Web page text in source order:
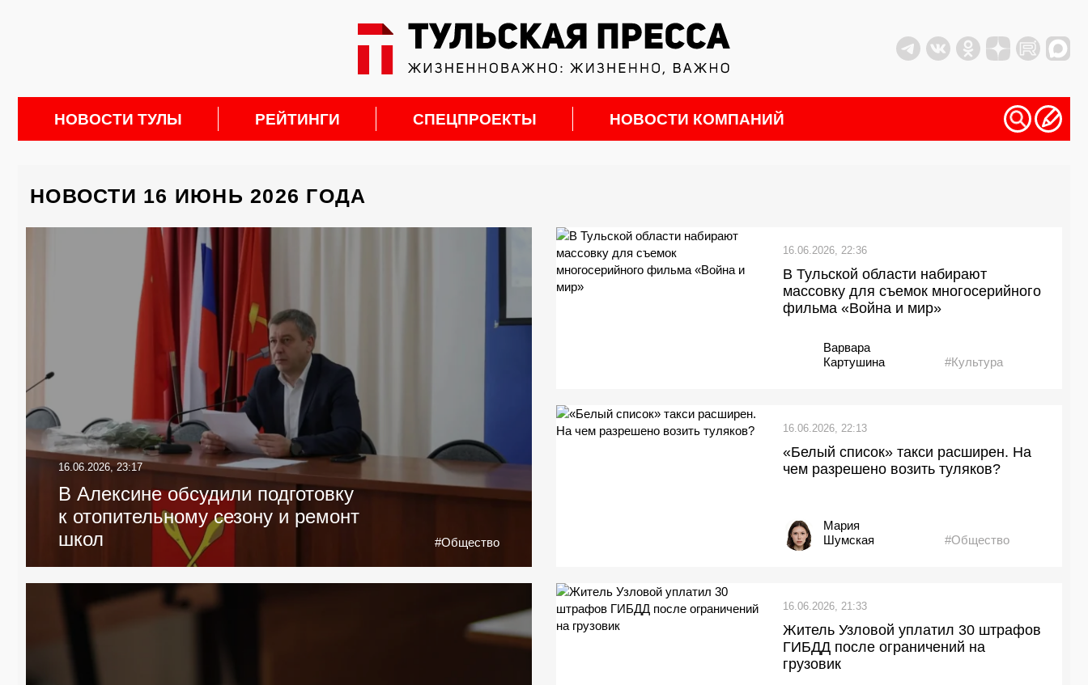
НОВОСТИ ТУЛЫ РЕЙТИНГИ СПЕЦПРОЕКТЫ НОВОСТИ КОМПАНИЙ
НОВОСТИ 16 ИЮНЬ 2026 ГОДА
16.06.2026, 23:17
В Алексине обсудили подготовку
к отопительному сезону и ремонт
школ
#Общество
16.06.2026, 22:36
В Тульской области набирают
массовку для съемок многосерийного
фильма «Война и мир»
Варвара
Картушина
#Культура
16.06.2026, 22:13
«Белый список» такси расширен. На
чем разрешено возить туляков?
Мария
Шумская
#Общество
16.06.2026, 21:33
Житель Узловой уплатил 30 штрафов
ГИБДД после ограничений на
грузовик